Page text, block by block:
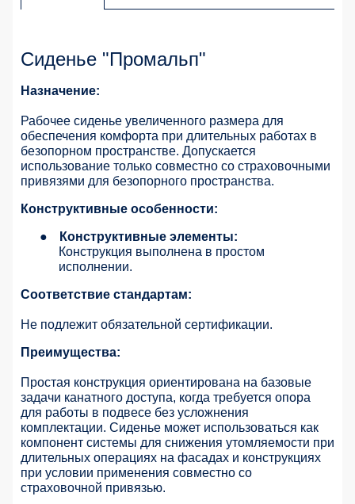
Сиденье "Промальп"
Назначение:
Рабочее сиденье увеличенного размера для
обеспечения комфорта при длительных работах в
безопорном пространстве. Допускается
использование только совместно со страховочными
привязями для безопорного пространства.
Конструктивные особенности:
●
Конструктивные элементы:
Конструкция выполнена в простом
исполнении.
Соответствие стандартам:
Не подлежит обязательной сертификации.
Преимущества:
Простая конструкция ориентирована на базовые
задачи канатного доступа, когда требуется опора
для работы в подвесе без усложнения
комплектации. Сиденье может использоваться как
компонент системы для снижения утомляемости при
длительных операциях на фасадах и конструкциях
при условии применения совместно со
страховочной привязью.